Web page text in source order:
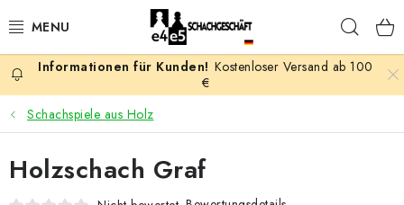
Inhalt
AKTION
SCHACHSPIELE
SCHACHFIGUREN
Kostenloser Versand ab 100
€
Schachspiele aus Holz
Holzschach Graf